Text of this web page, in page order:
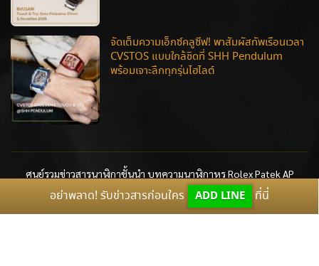
จัดเต็มความเอ็กซ์คลูซีฟ! พาสัมผัสทัพเรือนเวลา
CVSTOS แบบใกล้ชิดที่ SHH Pendulum
พร้อมเจาะลึกทุกรุ่นไฮไลต์
ศูนย์รวมข่าวสารนาฬิกาชั้นนำ บทความนาฬิกาหรู Rolex Patek AP
อย่าพลาด! รับข่าวสารก่อนใคร ADD LINE ที่นี่